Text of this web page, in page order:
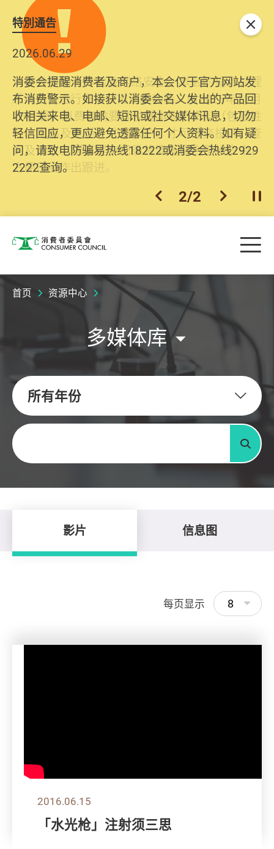
特別通告
2026.06.29
消委会提醒消费者及商户，本会仅于官方网站发
布消费警示。如接获以消委会名义发出的产品回
收相关来电、电邮、短讯或社交媒体讯息，切勿
轻信回应，更应避免透露任何个人资料。如有疑
问，请致电防骗易热线18222或消委会热线2929
2222查询。
2025.10.31
为提升使用者体验及网络安全，本会的投诉处理
系统已经进行升级及推出新功能。由2025年11月
10日起，消费者需要提供基本联络资料（包括姓
名、电邮及电话）注册帐户，才可提交投诉、查
询及建议。所有提交纪录将清晰整合于帐户中，
方便日后作出跟进。
上一个
2/2 下一个开
关闭
消费者委员会 目
首页 资源中心
多媒体库
所有年份
关键字
搜寻
影片 信息图
每页显示 8
2016.06.15
「水光枪」注射须三思